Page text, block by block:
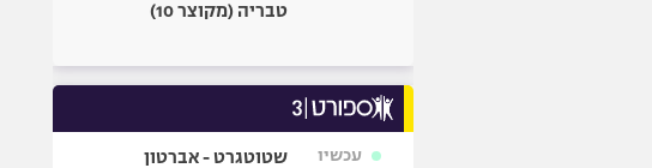
טבריה (מקוצר 10)
עכשיו שטוטגרט - אברטון